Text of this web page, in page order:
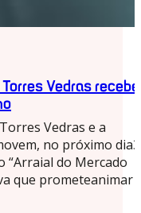
Vedras recebe
Vedras e a
no próximo dia3
“Arraial do Mercado
que prometeanimar